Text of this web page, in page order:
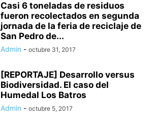
Casi 6 toneladas de residuos
fueron recolectados en segunda
jornada de la feria de reciclaje de
San Pedro de...
Admin - octubre 31, 2017
[REPORTAJE] Desarrollo versus
Biodiversidad. El caso del
Humedal Los Batros
Admin - octubre 5, 2017